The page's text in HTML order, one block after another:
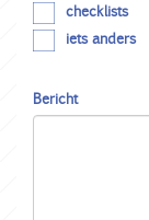
checklists
iets anders
Bericht